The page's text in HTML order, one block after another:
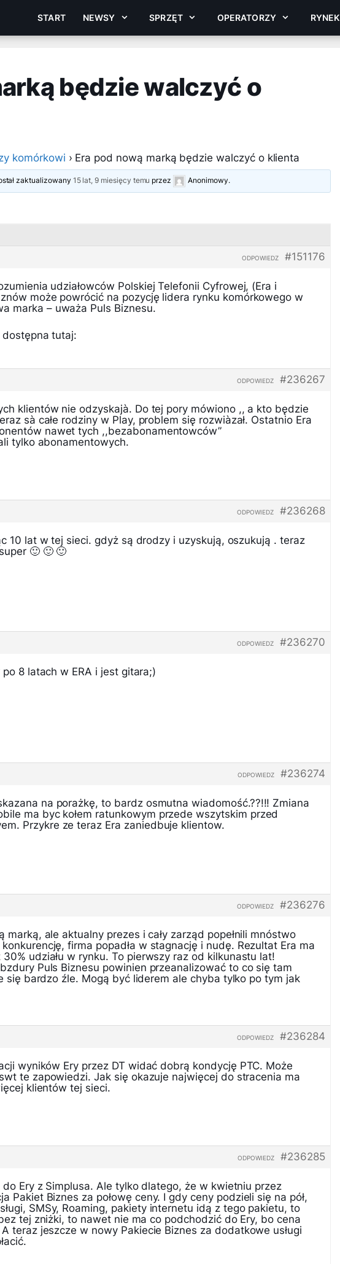
START NEWSY SPRZĘT OPERATORZY RYNEK
będzie walczyć o
komórkowi › Era pod nową marką będzie walczyć o klienta
zaktualizowany 15 lat, 9 miesięcy temu przez Anonimowy.
#151176
ODPOWIEDZ
udziałowców Polskiej Telefonii Cyfrowej, (Era i
może powrócić na pozycję lidera rynku komórkowego w
marka – uważa Puls Biznesu.
dostępna tutaj:
#236267
ODPOWIEDZ
klientów nie odzyskajà. Do tej pory mówiono ,, a kto będzie
sà całe rodziny w Play, problem się rozwiàzał. Ostatnio Era
nawet tych ,,bezabonamentowców”
tylko abonamentowych.
#236268
ODPOWIEDZ
10 lat w tej sieci. gdyż są drodzy i uzyskują, oszukują . teraz
🙂 🙂 🙂
#236270
ODPOWIEDZ
8 latach w ERA i jest gitara;)
#236274
ODPOWIEDZ
na porażkę, to bardz osmutna wiadomość.??!!! Zmiana
ma byc kołem ratunkowym przede wszytskim przed
Przykre ze teraz Era zaniedbuje klientow.
#236276
ODPOWIEDZ
marką, ale aktualny prezes i cały zarząd popełnili mnóstwo
firma popadła w stagnację i nudę. Rezultat Era ma
udziału w rynku. To pierwszy raz od kilkunastu lat!
Puls Biznesu powinien przeanalizować to co się tam
się bardzo źle. Mogą być liderem ale chyba tylko po tym jak
#236284
ODPOWIEDZ
wyników Ery przez DT widać dobrą kondycję PTC. Może
te zapowiedzi. Jak się okazuje najwięcej do stracenia ma
klientów tej sieci.
#236285
ODPOWIEDZ
do Ery z Simplusa. Ale tylko dlatego, że w kwietniu przez
Pakiet Biznes za połowę ceny. I gdy ceny podzieli się na pół,
SMSy, Roaming, pakiety internetu idą z tego pakietu, to
tej zniżki, to nawet nie ma co podchodzić do Ery, bo cena
teraz jeszcze w nowy Pakiecie Biznes za dodatkowe usługi